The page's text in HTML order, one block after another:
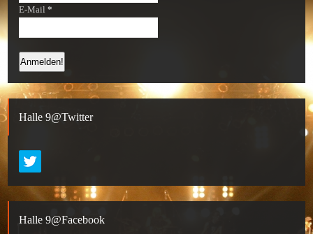
E-Mail *
Halle 9@Twitter
Halle 9@Facebook